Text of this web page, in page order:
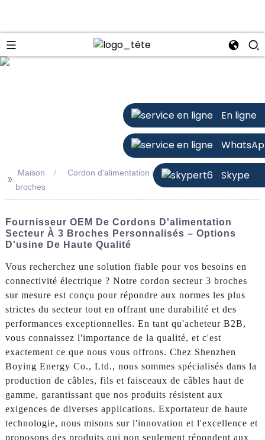
En ligne
Skype
>> Maison
Cordon d'alimentation secteur personnalisé à 3
broches
Fournisseur OEM De Cordons D'alimentation
Secteur À 3 Broches Personnalisés – Options
D'usine De Haute Qualité
Vous recherchez une solution fiable pour vos besoins en
connectivité électrique ? Notre cordon secteur 3 broches
sur mesure est conçu pour répondre aux normes les plus
strictes du secteur tout en offrant une durabilité et des
performances exceptionnelles. En tant qu'acheteur B2B,
vous connaissez l'importance de la qualité, et c'est
exactement ce que nous vous offrons. Chez Shenzhen
Boying Energy Co., Ltd., nous sommes spécialisés dans la
production de câbles, fils et faisceaux de câbles haut de
gamme, garantissant que nos produits résistent aux
exigences de diverses applications. Exportateur de haute
technologie, nous misons sur l'innovation et l'excellence et
proposons des produits qui non seulement répondent aux